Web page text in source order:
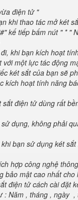
điện tử "
khi thao tác mở két
kế tiếp bấm nút " * "
khi bạn kích hoạt
một lực tác động
két sắt của bạn sẽ
kích hoạt tính năng
điện tử dùng rất
dụng, không phải
bạn sử dụng két
hợp công nghệ
mật cao nhất cho
điện tử cách cài đặt
: Năm , tháng , ngày